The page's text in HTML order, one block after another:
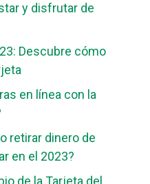
y disfrutar de
Descubre cómo
en línea con la
retirar dinero de
en el 2023?
de la Tarjeta del